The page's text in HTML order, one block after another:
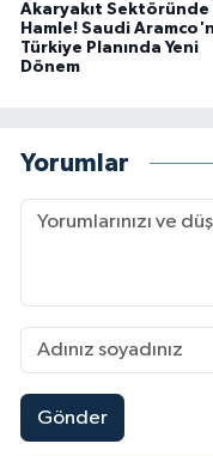
Akaryakıt Sektöründe
Hamle! Saudi
Türkiye Planında Yeni
Dönem
Yorumlar
Gönder